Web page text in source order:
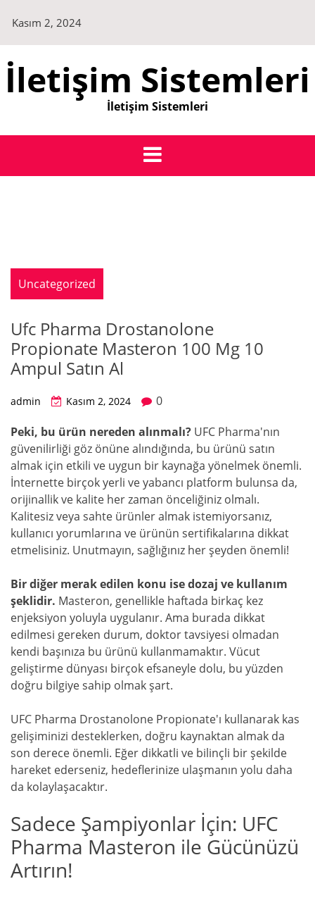
content
Kasım 2, 2024
İletişim Sistemleri
İletişim Sistemleri
Uncategorized
Ufc Pharma Drostanolone
Propionate Masteron 100 Mg 10
Ampul Satın Al
admin Kasım 2, 2024
0
Peki, bu ürün nereden alınmalı? UFC Pharma'nın
güvenilirliği göz önüne alındığında, bu ürünü satın
almak için etkili ve uygun bir kaynağa yönelmek önemli.
İnternette birçok yerli ve yabancı platform bulunsa da,
orijinallik ve kalite her zaman önceliğiniz olmalı.
Kalitesiz veya sahte ürünler almak istemiyorsanız,
kullanıcı yorumlarına ve ürünün sertifikalarına dikkat
etmelisiniz. Unutmayın, sağlığınız her şeyden önemli!
Bir diğer merak edilen konu ise dozaj ve kullanım
şeklidir. Masteron, genellikle haftada birkaç kez
enjeksiyon yoluyla uygulanır. Ama burada dikkat
edilmesi gereken durum, doktor tavsiyesi olmadan
kendi başınıza bu ürünü kullanmamaktır. Vücut
geliştirme dünyası birçok efsaneyle dolu, bu yüzden
doğru bilgiye sahip olmak şart.
UFC Pharma Drostanolone Propionate'ı kullanarak kas
gelişiminizi desteklerken, doğru kaynaktan almak da
son derece önemli. Eğer dikkatli ve bilinçli bir şekilde
hareket ederseniz, hedeflerinize ulaşmanın yolu daha
da kolaylaşacaktır.
Sadece Şampiyonlar İçin: UFC
Pharma Masteron ile Gücünüzü
Artırın!